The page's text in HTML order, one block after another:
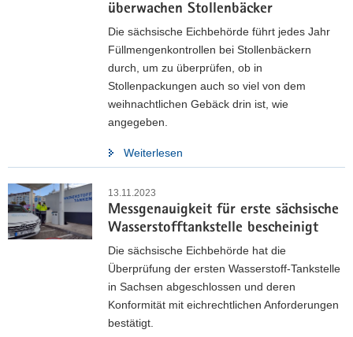
überwachen Stollenbäcker
Die sächsische Eichbehörde führt jedes Jahr
Füllmengenkontrollen bei Stollenbäckern
durch, um zu überprüfen, ob in
Stollenpackungen auch so viel von dem
weihnachtlichen Gebäck drin ist, wie
angegeben.
Weiterlesen
13.11.2023
Messgenauigkeit für erste sächsische
Wasserstofftankstelle bescheinigt
Die sächsische Eichbehörde hat die
Überprüfung der ersten Wasserstoff-Tankstelle
in Sachsen abgeschlossen und deren
Konformität mit eichrechtlichen Anforderungen
bestätigt.